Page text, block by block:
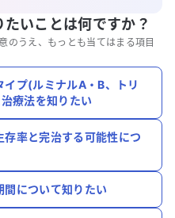
いことは何ですか？
のうえ、もっとも当てはまる項目
イプ(ルミナルA・B、トリ
療法を知りたい
存率と完治する可能性につ
間について知りたい